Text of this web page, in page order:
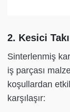
2. Kesici
Sinterlenmiş
iş parçası
koşullardan
karşılaşır: